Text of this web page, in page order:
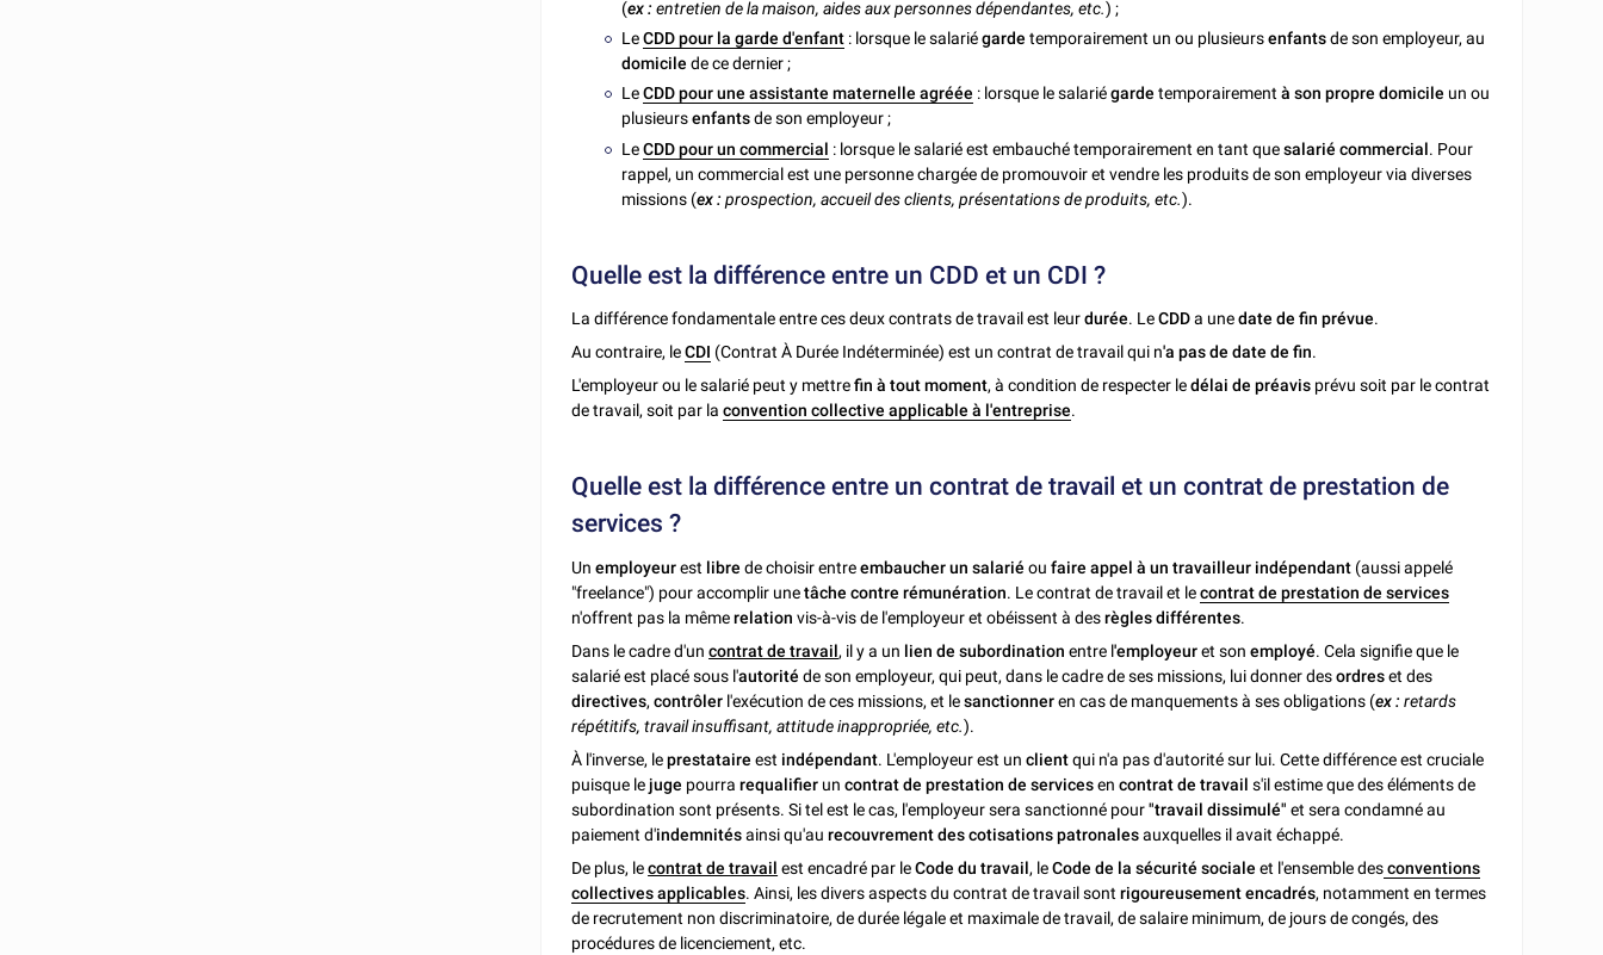
(ex : entretien de la maison, aides aux personnes dépendantes, etc.) ;
LeCDD pour la garde d'enfant : lorsque le salariégarde temporairement un ou plusieursenfantsde son employeur, au
domicilede ce dernier ;
LeCDD pour une assistante maternelle agréée : lorsque le salariégarde temporairementà son propre domicile un ou
plusieursenfantsde son employeur ;
LeCDD pour un commercial : lorsque le salarié est embauché temporairement en tant quesalarié commercial. Pour
rappel, un commercial est une personne chargée de promouvoir et vendre les produits de son employeur via diverses
missions (ex : prospection, accueil des clients, présentations de produits, etc.).
Quelle est la différence entre un CDD et un CDI ?
La différence fondamentale entre ces deux contrats de travail est leurdurée. LeCDDa unedate de fin prévue.
Au contraire, leCDI (Contrat À Durée Indéterminée) est un contrat de travail qui n'a pas de date de fin.
L'employeur ou le salarié peut y mettrefin à tout moment, à condition de respecter ledélai de préavis prévu soit par le contrat
de travail, soit par laconvention collective applicable à l'entreprise.
Quelle est la différence entre un contrat de travail et un contrat de prestation de
services ?
Un employeurest libre de choisir entreembaucher un salariéoufaire appel à un travailleur indépendant (aussi appelé
"freelance") pour accomplir unetâche contre rémunération. Le contrat de travail et lecontrat de prestation de services
n'offrent pas la mêmerelationvis-à-vis de l'employeur et obéissent à desrègles différentes.
Dans le cadre d'uncontrat de travail, il y a un lien de subordination entre l'employeuret son employé. Cela signifie que le
salarié est placé sous l'autorité de son employeur, qui peut, dans le cadre de ses missions, lui donner desordreset des
directives,contrôler l'exécution de ces missions, et lesanctionneren cas de manquements à ses obligations (ex : retards
répétitifs, travail insuffisant, attitude inappropriée, etc.).
À l'inverse, leprestataireest indépendant. L'employeur est unclientqui n'a pas d'autorité sur lui. Cette différence est cruciale
puisque lejuge pourrarequalifier un contrat de prestation de servicesencontrat de travail s'il estime que des éléments de
subordination sont présents. Si tel est le cas, l'employeur sera sanctionné pour"travail dissimulé" et sera condamné au
paiement d'indemnitésainsi qu'aurecouvrement des cotisations patronalesauxquelles il avait échappé.
De plus, lecontrat de travail est encadré par leCode du travail, leCode de la sécurité sociale et l'ensemble desconventions
collectives applicables. Ainsi, les divers aspects du contrat de travail sontrigoureusement encadrés, notamment en termes
de recrutement non discriminatoire, de durée légale et maximale de travail, de salaire minimum, de jours de congés, des
procédures de licenciement, etc.